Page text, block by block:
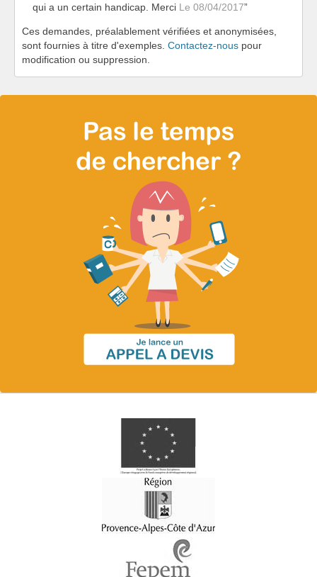
qui a un certain handicap. Merci Le 08/04/2017
Ces demandes, préalablement vérifiées et anonymisées,
sont fournies à titre d'exemples. Contactez-nous pour
modification ou suppression.